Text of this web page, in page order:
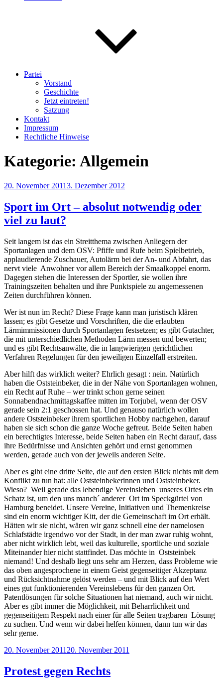
Partei
Vorstand
Geschichte
Jetzt eintreten!
Satzung
Kontakt
Impressum
Rechtliche Hinweise
Kategorie: Allgemein
Veröffentlicht
20. November 20113. Dezember 2012
Sport im Ort – absolut notwendig oder
viel zu laut?
Seit langem ist das ein Streitthema zwischen Anliegern der
Sportanlagen und dem OSV: Pfiffe und Rufe beim Spielbetrieb,
applaudierende Zuschauer, Autolärm bei der An- und Abfahrt, das
nervt viele Anwohner vor allem Bereich der Smaalkoppel enorm.
Dagegen stehen die Interessen der Sportler, sie wollen ihre
Trainingszeiten behalten und ihre Punktspiele zu angemessenen
Zeiten durchführen können.
Wer ist nun im Recht? Diese Frage kann man juristisch klären
lassen; es gibt Gesetze und Vorschriften, die die erlaubten
Lärmimmissionen durch Sportanlagen festsetzen; es gibt Gutachter,
die mit unterschiedlichen Methoden Lärm messen und bewerten;
und es gibt Rechtsanwälte, die in langwierigen gerichtlichen
Verfahren Regelungen für den jeweiligen Einzelfall erstreiten.
Aber hilft das wirklich weiter? Ehrlich gesagt : nein. Natürlich
haben die Oststeinbeker, die in der Nähe von Sportanlagen wohnen,
ein Recht auf Ruhe – wer trinkt schon gerne seinen
Sonnabendnachmittagskaffee mitten im Torjubel, wenn der OSV
gerade sein 2:1 geschossen hat. Und genauso natürlich wollen
andere Oststeinbeker ihrem sportlichen Hobby nachgehen, darauf
haben sie sich schon die ganze Woche gefreut. Beide Seiten haben
ein berechtigtes Interesse, beide Seiten haben ein Recht darauf, dass
ihre Bedürfnisse und Ansichten gehört und ernst genommen
werden, gerade auch von der jeweils anderen Seite.
Aber es gibt eine dritte Seite, die auf den ersten Blick nichts mit dem
Konflikt zu tun hat: alle Oststeinbekerinnen und Oststeinbeker.
Wieso? Weil gerade das lebendige Vereinsleben unseres Ortes ein
Schatz ist, um den uns manch´ anderer Ort im Speckgürtel von
Hamburg beneidet. Unsere Vereine, Initiativen und Themenkreise
sind ein enorm wichtiger Kitt, der die Gemeinschaft im Ort erhält.
Hätten wir sie nicht, wären wir ganz schnell eine der namelosen
Schlafstädte irgendwo vor der Stadt, in der man zwar ruhig wohnt,
aber nicht wirklich lebt, weil das kulturelle, sportliche und soziale
Miteinander hier nicht stattfindet. Das möchte in Oststeinbek
niemand! Und deshalb liegt uns sehr am Herzen, dass Probleme wie
das oben angesprochene in einem Geist gegenseitiger Akzeptanz
und Rücksichtnahme gelöst werden – und mit Blick auf den Wert
eines gut funktionierenden Vereinslebens für den ganzen Ort.
Patentlösungen für solche Situationen hat niemand, auch wir nicht.
Aber es gibt immer die Möglichkeit, mit Beharrlichkeit und
gegenseitigem Respekt nach einer für alle Seiten tragbaren Lösung
zu suchen. Und wenn wir dabei helfen können, dann tun wir das
sehr gerne.
Veröffentlicht
20. November 2011 20. November 2011
Protest gegen Rechts